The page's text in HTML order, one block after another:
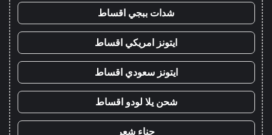
شدات ببجي اقساط
ايتونز امريكي اقساط
ايتونز سعودي اقساط
شحن يلا لودو اقساط
حناء شعر